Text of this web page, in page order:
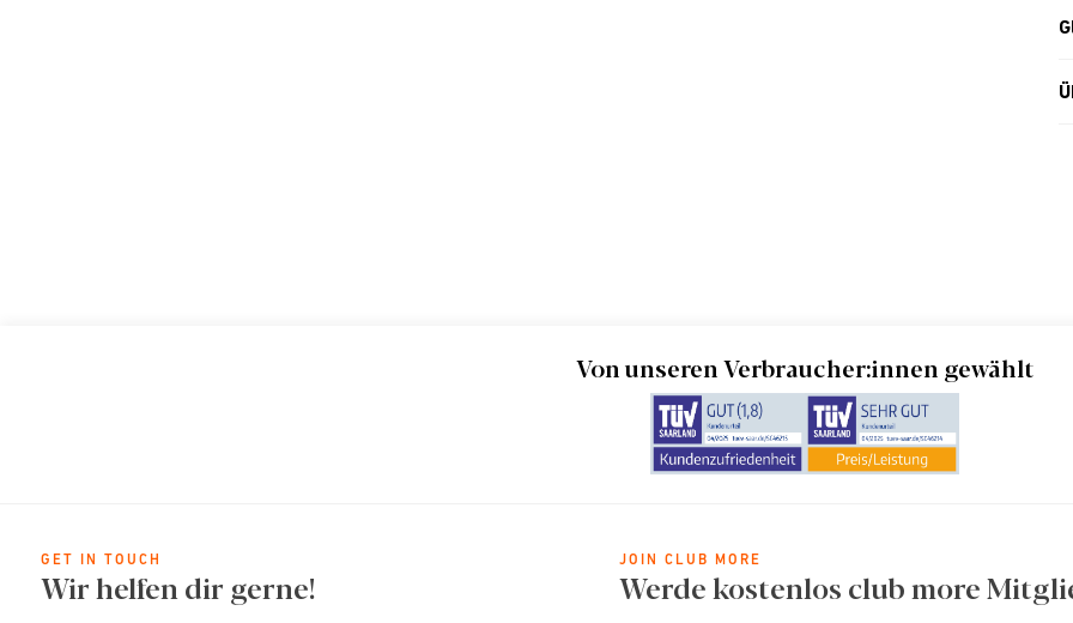
Von unseren Verbraucher:innen gewählt
GET IN TOUCH
Wir helfen dir gerne!
JOIN CLUB MORE
Werde kostenlos club more